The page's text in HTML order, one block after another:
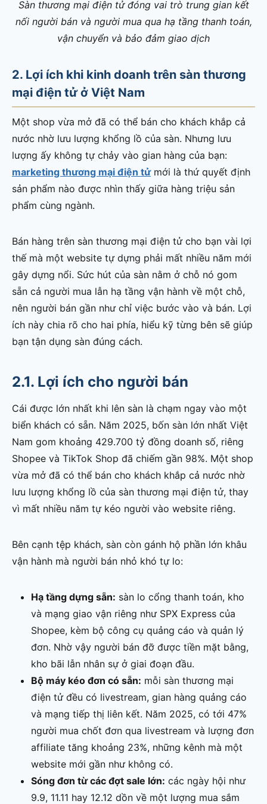
Sàn thương mại điện tử đóng vai trò trung gian kết
nối người bán và người mua qua hạ tầng thanh toán,
vận chuyển và bảo đảm giao dịch
2. Lợi ích khi kinh doanh trên sàn thương
mại điện tử ở Việt Nam
Một shop vừa mở đã có thể bán cho khách khắp cả
nước nhờ lưu lượng khổng lồ của sàn. Nhưng lưu
lượng ấy không tự chảy vào gian hàng của bạn:
marketing thương mại điện tửmới là thứ quyết định
sản phẩm nào được nhìn thấy giữa hàng triệu sản
phẩm cùng ngành.
Bán hàng trên sàn thương mại điện tử cho bạn vài lợi
thế mà một website tự dựng phải mất nhiều năm mới
gây dựng nổi. Sức hút của sàn nằm ở chỗ nó gom
sẵn cả người mua lẫn hạ tầng vận hành về một chỗ,
nên người bán gần như chỉ việc bước vào và bán. Lợi
ích này chia rõ cho hai phía, hiểu kỹ từng bên sẽ giúp
bạn tận dụng sàn đúng cách.
2.1. Lợi ích cho người bán
Cái được lớn nhất khi lên sàn là chạm ngay vào một
biển khách có sẵn. Năm 2025, bốn sàn lớn nhất Việt
Nam gom khoảng 429.700 tỷ đồng doanh số, riêng
Shopee và TikTok Shop đã chiếm gần 98%. Một shop
vừa mở đã có thể bán cho khách khắp cả nước nhờ
lưu lượng khổng lồ của sàn thương mại điện tử, thay
vì mất nhiều năm tự kéo người vào website riêng.
Bên cạnh tệp khách, sàn còn gánh hộ phần lớn khâu
vận hành mà người bán nhỏ khó tự lo:
Hạ tầng dựng sẵn: sàn lo cổng thanh toán, kho
và mạng giao vận riêng như SPX Express của
Shopee, kèm bộ công cụ quảng cáo và quản lý
đơn. Nhờ vậy người bán đỡ được tiền mặt bằng,
kho bãi lẫn nhân sự ở giai đoạn đầu.
Bộ máy kéo đơn có sẵn: mỗi sàn thương mại
điện tử đều có livestream, gian hàng quảng cáo
và mạng tiếp thị liên kết. Năm 2025, có tới 47%
người mua chốt đơn qua livestream và lượng đơn
affiliate tăng khoảng 23%, những kênh mà một
website mới gần như không có.
Sóng đơn từ các đợt sale lớn: các ngày hội như
9.9, 11.11 hay 12.12 dồn về một lượng mua sắm